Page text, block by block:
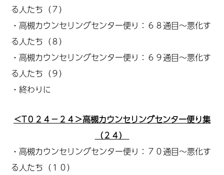
る人たち（７）
・高槻カウンセリングセンター便り：６８通目～悪化す
る人たち（８）
・高槻カウンセリングセンター便り：６９通目～悪化す
る人たち（９）
・終わりに
＜T０２４－２４＞高槻カウンセリングセンター便り集
（２４）
・高槻カウンセリングセンター便り：７０通目～悪化す
る人たち（１０）